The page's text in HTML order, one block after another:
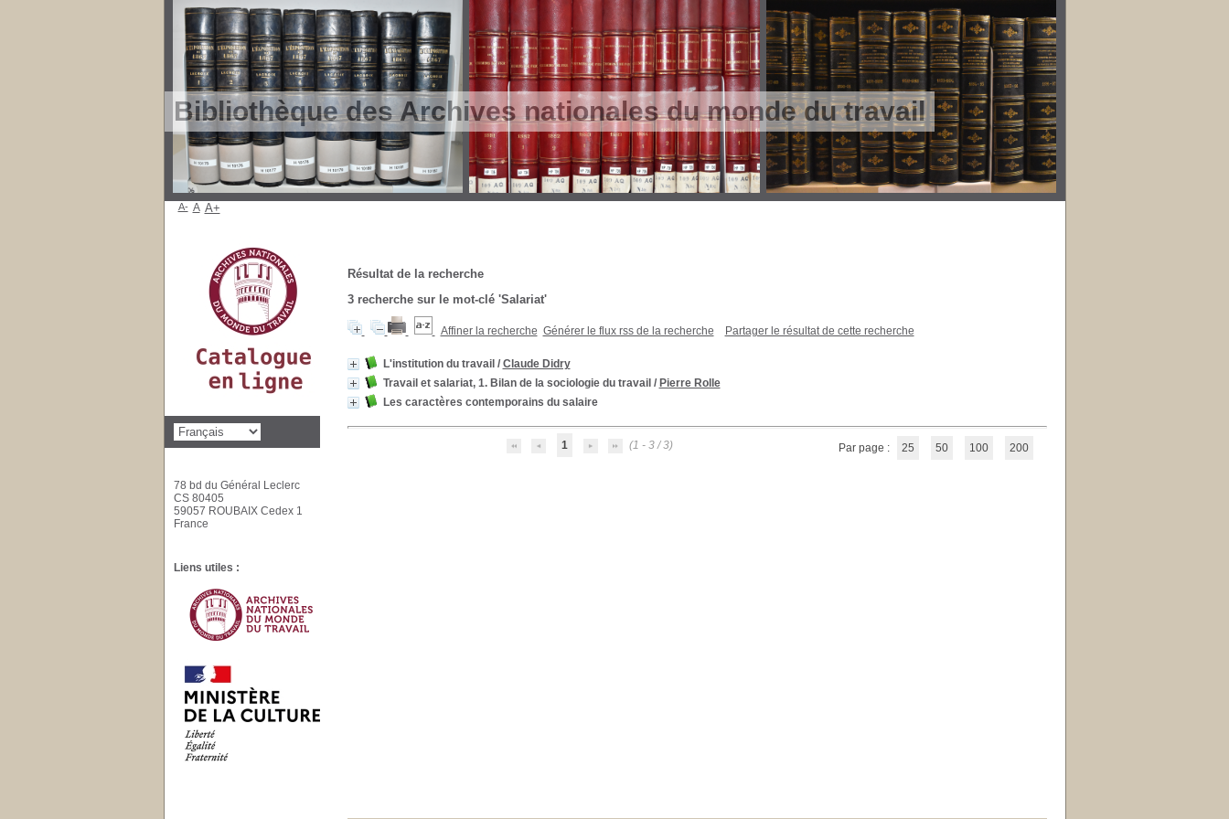
Bibliothèque des Archives nationales du monde du travail
Résultat de la recherche
3recherche sur le mot-clé 'Salariat'
Affiner la recherche Générer le flux rss de la recherche Partager le résultat de cette recherche
L'institution du travail / Claude Didry
Travail et salariat, 1. Bilan de la sociologie du travail / Pierre Rolle
Les caractères contemporains du salaire
1 (1 - 3 / 3) Par page : 25 50 100 200
A- A A+
78 bd du Général Leclerc
CS 80405
59057 ROUBAIX Cedex 1
France
Liens utiles :